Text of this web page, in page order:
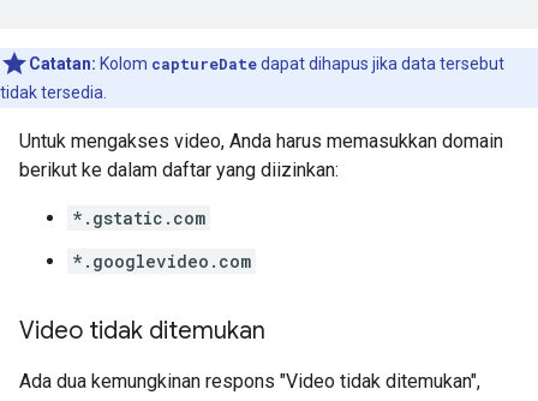
Catatan: Kolom captureDatedapat dihapus jika data tersebut
tidak tersedia.
Untuk mengakses video, Anda harus memasukkan domain
berikut ke dalam daftar yang diizinkan:
*.gstatic.com
*.googlevideo.com
Video tidak ditemukan
Ada dua kemungkinan respons "Video tidak ditemukan",